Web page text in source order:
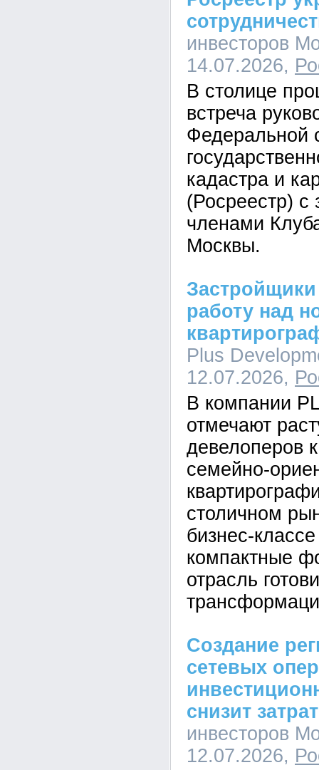
инвесторов
14.07.2026,
В столице
встреча
Федеральной
кадастра и
(Росреестр) с
членами
Москвы.
работу над
Plus
12.07.2026,
В компании
отмечают
девелоперов
семейно-
столичном
бизнес-
компактные
отрасль
Создание
сетевых
снизит
инвесторов
12.07.2026,